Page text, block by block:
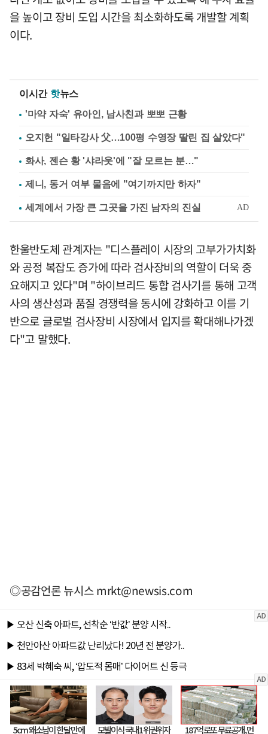
을 높이고 장비 도입 시간을 최소화하도록 개발할 계획
이다.
이시간 핫뉴스
'마약 자숙' 유아인, 남사친과 뽀뽀 근황
오지헌 "일타강사 父…100평 수영장 딸린 집 살았다"
화사, 젠슨 황 '샤라웃'에 "잘 모르는 분…"
제니, 동거 여부 물음에 "여기까지만 하자"
한울반도체 관계자는 "디스플레이 시장의 고부가가치화
와 공정 복잡도 증가에 따라 검사장비의 역할이 더욱 중
요해지고 있다"며 "하이브리드 통합 검사기를 통해 고객
사의 생산성과 품질 경쟁력을 동시에 강화하고 이를 기
반으로 글로벌 검사장비 시장에서 입지를 확대해나가겠
다"고 말했다.
◎공감언론 뉴시스mrkt@newsis.com